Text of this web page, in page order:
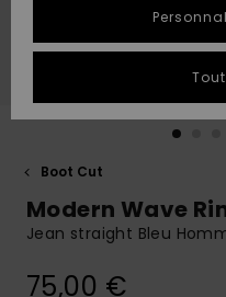
tailles
plus
à votre
Boot Cut
Modern Wave
Jean straight Bleu
75,00 €